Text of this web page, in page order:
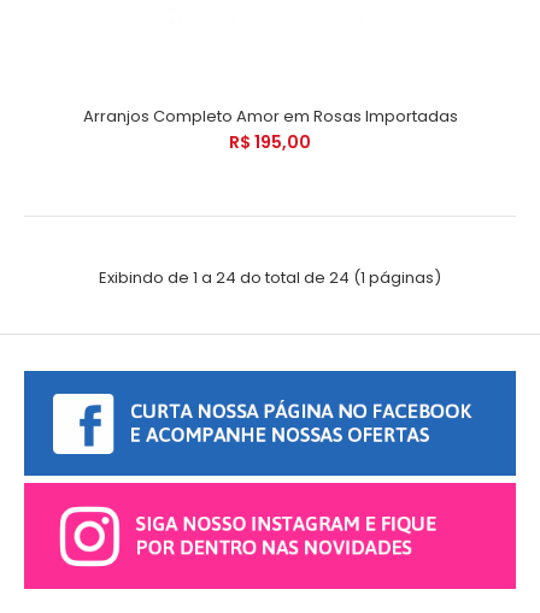
Arranjos Completo Amor em Rosas Importadas
R$ 195,00
Exibindo de 1 a 24 do total de 24 (1 páginas)